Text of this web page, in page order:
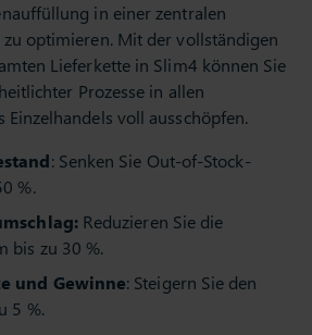
in einer zentralen
optimieren. Mit der vollständigen
Lieferkette in Slim4 können Sie
Prozesse in allen
Einzelhandels voll ausschöpfen.
: Senken Sie Out-of-Stock-
%.
Reduzieren Sie die
bis zu 30 %.
und Gewinne: Steigern Sie den
5 %.